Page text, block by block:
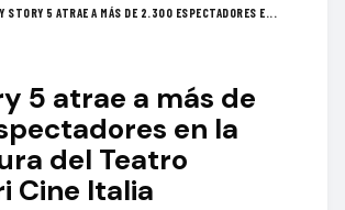
STORY 5 ATRAE A MÁS DE 2.300 ESPECTADORES E...
5 atrae a más de
en la
del Teatro
Cine Italia